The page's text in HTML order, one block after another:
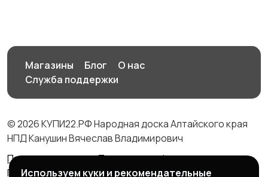
Магазины Блог
О нас
Служба поддержки
© 2026 КУПИ22.РФ Народная доска Алтайского края
НПД Канушин Вячеслав Владимирович
Правила сервиса
Политика конфиденциальности
Политика использования cookie
Используем куки и рекомендательные